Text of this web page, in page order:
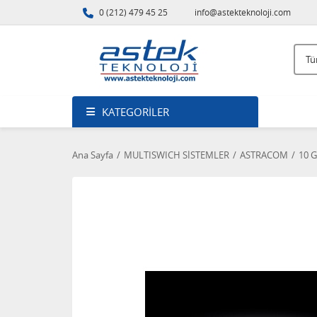
0 (212) 479 45 25 info@astekteknoloji.com
KATEGORILER
Ana Sayfa MULTISWICH SİSTEMLER ASTRACOM 10